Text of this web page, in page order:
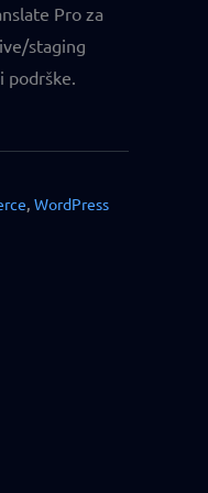
Pro za
staging
, WordPress